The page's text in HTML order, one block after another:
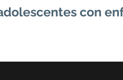
con